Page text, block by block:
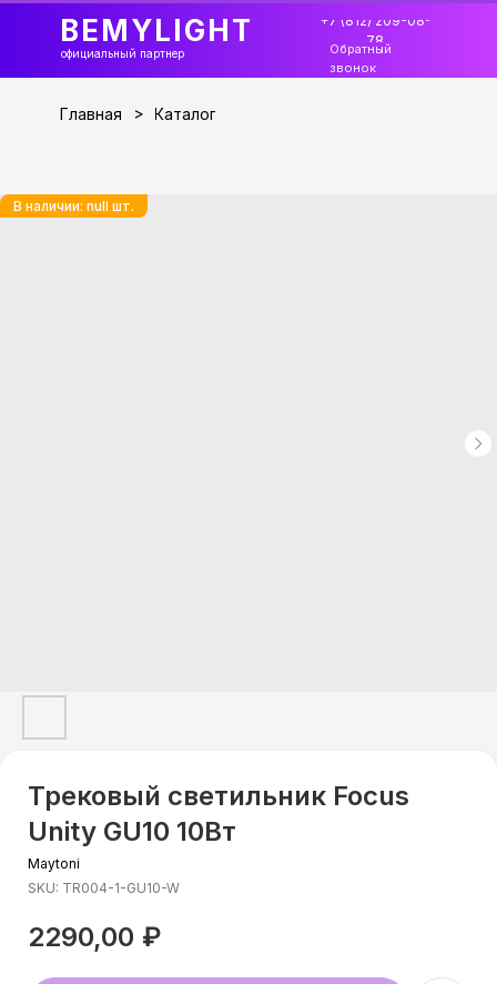
официальный партнер
BEMYLIGHT
+7 (812) 209-08-
78
Обратный
звонок
Каталог
Главная >
Трековый светильник Focus
Unity GU10 10Вт
Maytoni
SKU: TR004-1-GU10-W
2290,00 ₽